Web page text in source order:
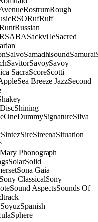
RostrumRough
RSORufRuff
RuntRussian
SABASackvilleSacred
SalvoSamadhisoundSamurai
SavitorSavoySavoy
SacraScoreScotti
Sea Breeze JazzSecond
Shining
SignatureSilva
SintezSireSireenaSituation
Phonograph
SolarSolid
Sona Gaia
Sony ClassicalSony
Sound AspectsSounds Of
SoyuzSpanish
Sphere